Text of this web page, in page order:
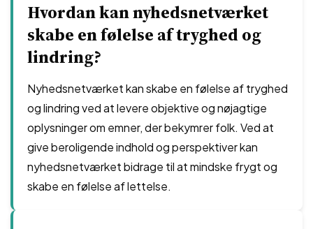
Hvordan kan nyhedsnetværket
skabe en følelse af tryghed og
lindring?
Nyhedsnetværket kan skabe en følelse af tryghed
og lindring ved at levere objektive og nøjagtige
oplysninger om emner, der bekymrer folk. Ved at
give beroligende indhold og perspektiver kan
nyhedsnetværket bidrage til at mindske frygt og
skabe en følelse af lettelse.